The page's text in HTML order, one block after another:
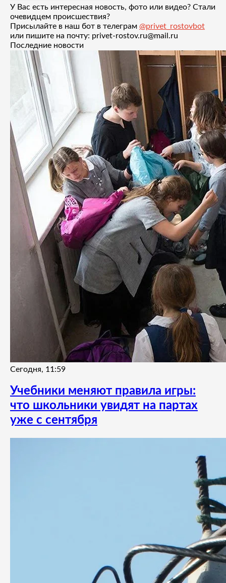
У Вас есть интересная новость, фото или видео? Стали
очевидцем происшествия?
Присылайте в наш бот в телеграм @privet_rostovbot
или пишите на почту: privet-rostov.ru@mail.ru
Последние новости
Сегодня, 11:59
Учебники меняют правила игры:
что школьники увидят на партах
уже с сентября